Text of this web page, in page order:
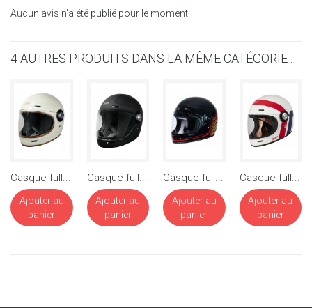
Aucun avis n'a été publié pour le moment.
4 AUTRES PRODUITS DANS LA MÊME CATÉGORIE :
Casque full...
Ajouter au
panier
Casque full...
Ajouter au
panier
Casque full...
Ajouter au
panier
Casque full...
Ajouter au
panier